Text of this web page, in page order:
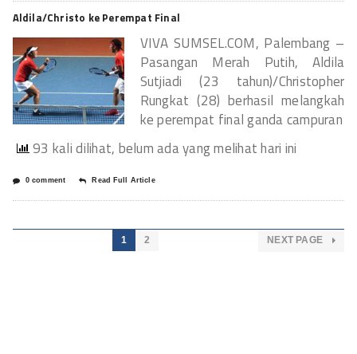
Aldila/Christo ke Perempat Final
VIVA SUMSEL.COM, Palembang –
Pasangan Merah Putih, Aldila
Sutjiadi (23 tahun)/Christopher
Rungkat (28) berhasil melangkah
ke perempat final ganda campuran
93 kali dilihat, belum ada yang melihat hari ini
0 comment Read Full Article
1 2 NEXT PAGE